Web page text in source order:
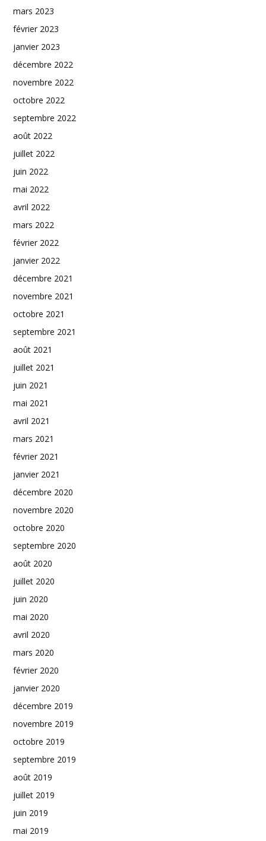
mars 2023
février 2023
janvier 2023
décembre 2022
novembre 2022
octobre 2022
septembre 2022
août 2022
juillet 2022
juin 2022
mai 2022
avril 2022
mars 2022
février 2022
janvier 2022
décembre 2021
novembre 2021
octobre 2021
septembre 2021
août 2021
juillet 2021
juin 2021
mai 2021
avril 2021
mars 2021
février 2021
janvier 2021
décembre 2020
novembre 2020
octobre 2020
septembre 2020
août 2020
juillet 2020
juin 2020
mai 2020
avril 2020
mars 2020
février 2020
janvier 2020
décembre 2019
novembre 2019
octobre 2019
septembre 2019
août 2019
juillet 2019
juin 2019
mai 2019